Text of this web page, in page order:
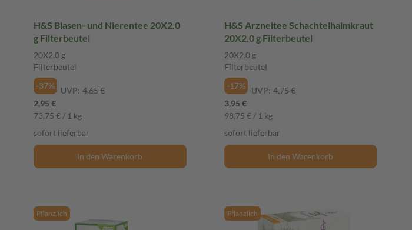
H&S Blasen- und Nierentee 20X2.0
g Filterbeutel
20X2.0 g
Filterbeutel
-37%
UVP: 4,65 €
2,95 €
73,75 € / 1 kg
sofort lieferbar
In den Warenkorb
H&S Arzneitee Schachtelhalmkraut
20X2.0 g Filterbeutel
20X2.0 g
Filterbeutel
-17%
UVP: 4,75 €
3,95 €
98,75 € / 1 kg
sofort lieferbar
In den Warenkorb
Pflanzlich Pflanzlich